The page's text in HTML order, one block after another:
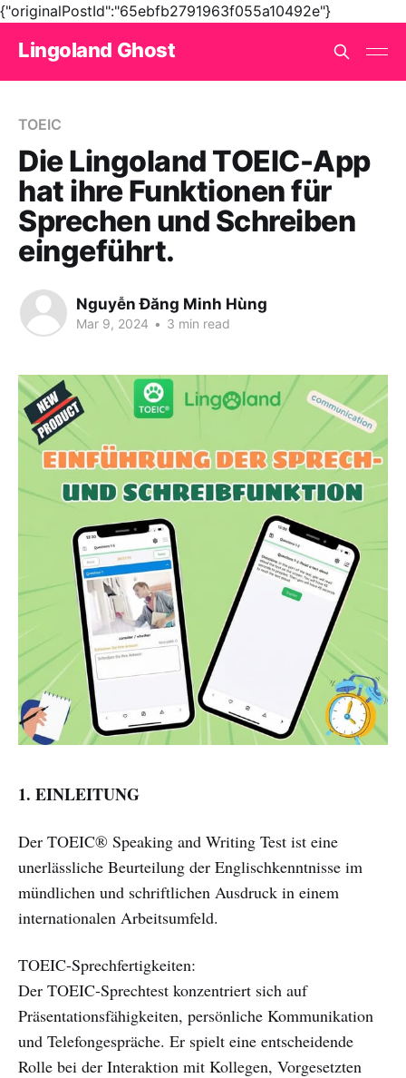
{"originalPostId":"65ebfb2791963f055a10492e"}
Lingoland Ghost
TOEIC
Die Lingoland TOEIC-App
hat ihre Funktionen für
Sprechen und Schreiben
eingeführt.
Nguyễn Đăng Minh Hùng
Mar 9, 2024 • 3 min read
1. EINLEITUNG
Der TOEIC® Speaking and Writing Test ist eine
unerlässliche Beurteilung der Englischkenntnisse im
mündlichen und schriftlichen Ausdruck in einem
internationalen Arbeitsumfeld.
TOEIC-Sprechfertigkeiten:
Der TOEIC-Sprechtest konzentriert sich auf
Präsentationsfähigkeiten, persönliche Kommunikation
und Telefongespräche. Er spielt eine entscheidende
Rolle bei der Interaktion mit Kollegen, Vorgesetzten